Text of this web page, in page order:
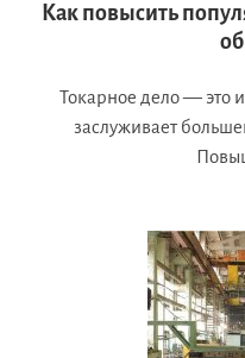
Как повысить
Токарное дело — это
заслуживает